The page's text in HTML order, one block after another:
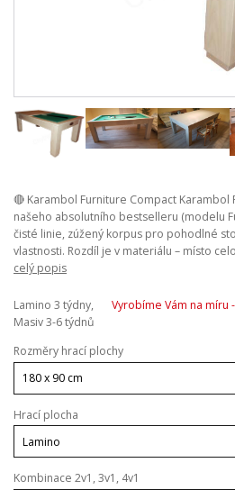
🔴 Karambol Furniture Compact Karambol
našeho absolutního bestselleru (modelu
čisté linie, zúžený korpus pro pohodlné
vlastnosti. Rozdíl je v materiálu – místo
celý popis
Lamino 3 týdny,
Masiv 3-6 týdnů
Vyrobíme Vám na míru
Rozměry hrací plochy
Hrací plocha
Kombinace 2v1, 3v1, 4v1